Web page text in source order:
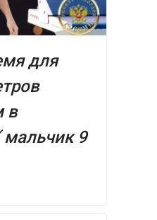
для
в
9